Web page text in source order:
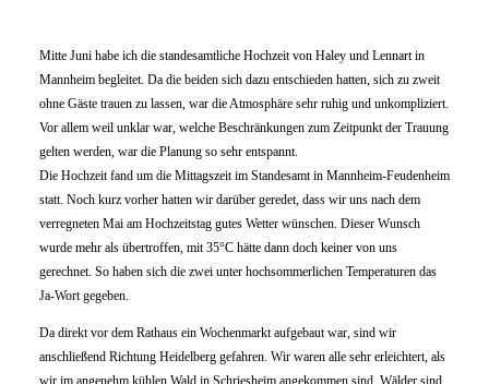
Mitte Juni habe ich die standesamtliche Hochzeit von Haley und Lennart in
Mannheim begleitet. Da die beiden sich dazu entschieden hatten, sich zu zweit
ohne Gäste trauen zu lassen, war die Atmosphäre sehr ruhig und unkompliziert.
Vor allem weil unklar war, welche Beschränkungen zum Zeitpunkt der Trauung
gelten werden, war die Planung so sehr entspannt.
Die Hochzeit fand um die Mittagszeit im Standesamt in Mannheim-Feudenheim
statt. Noch kurz vorher hatten wir darüber geredet, dass wir uns nach dem
verregneten Mai am Hochzeitstag gutes Wetter wünschen. Dieser Wunsch
wurde mehr als übertroffen, mit 35°C hätte dann doch keiner von uns
gerechnet. So haben sich die zwei unter hochsommerlichen Temperaturen das
Ja-Wort gegeben.
Da direkt vor dem Rathaus ein Wochenmarkt aufgebaut war, sind wir
anschließend Richtung Heidelberg gefahren. Wir waren alle sehr erleichtert, als
wir im angenehm kühlen Wald in Schriesheim angekommen sind. Wälder sind